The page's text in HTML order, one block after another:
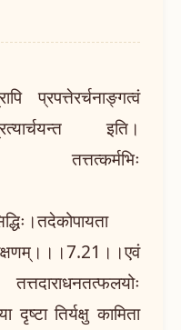
प्रपत्तेरर्चनाङ्गत्वं
इति।
तत्तत्कर्मभिः
तिर्यक्षु कामिता